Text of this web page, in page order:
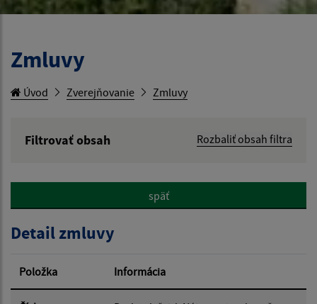
Zmluvy
Úvod Zverejňovanie Zmluvy
Filtrovať obsah
Rozbaliť obsah filtra
Hľadať v:
späť
Detail zmluvy
Položka Informácia